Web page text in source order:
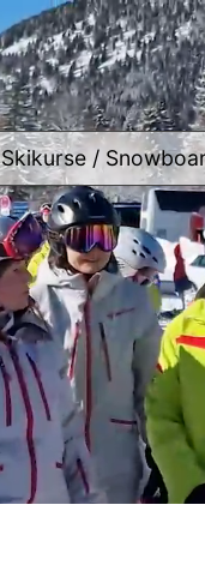
Skikurse /